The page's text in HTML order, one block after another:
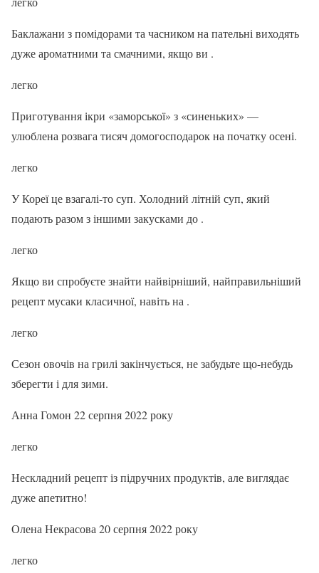
Баклажани з помідорами та часником на пательні виходять
дуже ароматними та смачними, якщо ви .
легко
Приготування ікри «заморської» з «синеньких» —
улюблена розвага тисяч домогосподарок на початку осені.
легко
У Кореї це взагалі-то суп. Холодний літній суп, який
подають разом з іншими закусками до .
легко
Якщо ви спробуєте знайти найвірніший, найправильніший
рецепт мусаки класичної, навіть на .
легко
Сезон овочів на грилі закінчується, не забудьте що-небудь
зберегти і для зими.
Анна Гомон 22 серпня 2022 року
легко
Нескладний рецепт із підручних продуктів, але виглядає
дуже апетитно!
Олена Некрасова 20 серпня 2022 року
легко